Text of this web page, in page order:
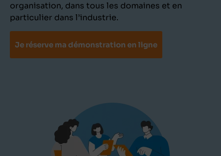
organisation, dans tous les domaines et en
particulier dans l’industrie.
Je réserve ma démonstration en ligne